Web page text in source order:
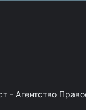
- Агентство